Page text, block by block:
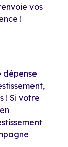
vos
!
dépense
! Si votre